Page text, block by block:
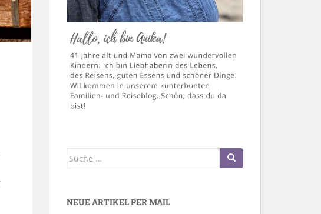
Suche
NEUE ARTIKEL PER MAIL